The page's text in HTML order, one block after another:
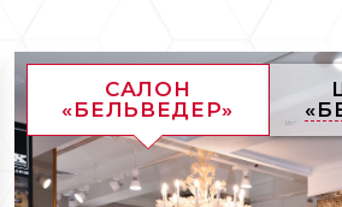
САЛОН
«БЕЛЬВЕДЕР»